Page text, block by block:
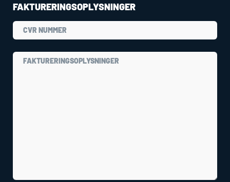
FAKTURERINGSOPLYSNINGER